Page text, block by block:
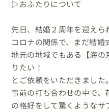
▷おふたりについて
先日、結婚２周年を迎えら
コロナの関係で、まだ結
地元の地域でもある【海
りたい！
とご依頼をいただきました。
事前の打ち合わせの中で
の格好をして驚くような